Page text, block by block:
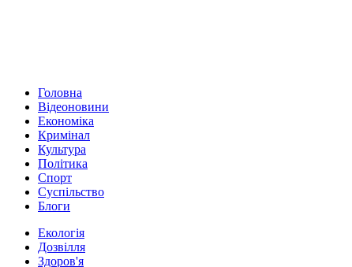
Головна
Відеоновини
Економіка
Кримінал
Культура
Політика
Спорт
Суспільство
Блоги
Екологія
Дозвілля
Здоров'я